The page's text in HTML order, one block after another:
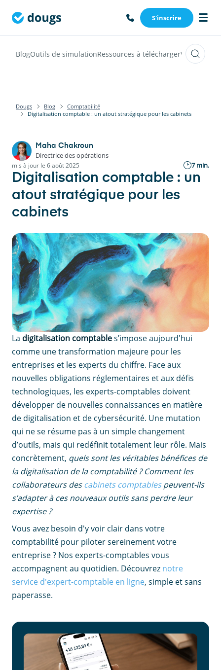
S'inscrire
BlogOutils de simulationRessources à téléchargerWebinars
Dougs Blog
Comptabilité
Digitalisation comptable : un atout stratégique pour les cabinets
Maha Chakroun
Directrice des opérations
mis à jour le 6 août 2025 7 min.
Digitalisation comptable : un
atout stratégique pour les
cabinets
La digitalisation comptables’impose aujourd'hui
comme une transformation majeure pour les
entreprises et les experts du chiffre. Face aux
nouvelles obligations réglementaires et aux défis
technologiques, les experts-comptables doivent
développer de nouvelles connaissances en matière
de digitalisation et de cybersécurité. Une mutation
qui ne se résume pas à un simple changement
d’outils, mais qui redéfinit totalement leur rôle. Mais
concrètement, quels sont les véritables bénéfices de
la digitalisation de la comptabilité ? Comment les
collaborateurs descabinets comptablespeuvent-ils
s’adapter à ces nouveaux outils sans perdre leur
expertise ?
Vous avez besoin d'y voir clair dans votre
comptabilité pour piloter sereinement votre
entreprise ? Nos experts-comptables vous
accompagnent au quotidien. Découvrez notre
service d'expert-comptable en ligne, simple et sans
paperasse.